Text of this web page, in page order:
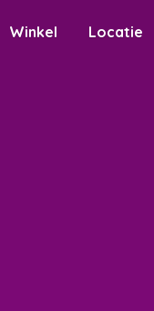
Winkel Locatie